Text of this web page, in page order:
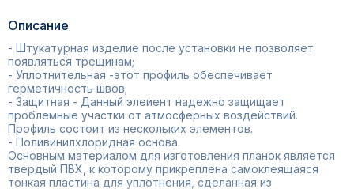
Описание
- Штукатурная изделие после установки не позволяет
появляться трещинам;
- Уплотнительная -этот профиль обеспечивает
герметичность швов;
- Защитная - Данный элеиент надежно защищает
проблемные участки от атмосферных воздействий.
Профиль состоит из нескольких элементов.
- Поливинилхлоридная основа.
Основным материалом для изготовления планок является
твердый ПВХ, к которому прикреплена самоклеящаяся
тонкая пластина для уплотнения, сделанная из